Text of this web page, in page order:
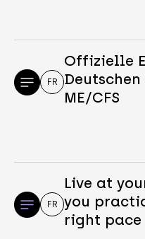
FR
Offizielle
ME/CFS
FR
Live at
you
right pace